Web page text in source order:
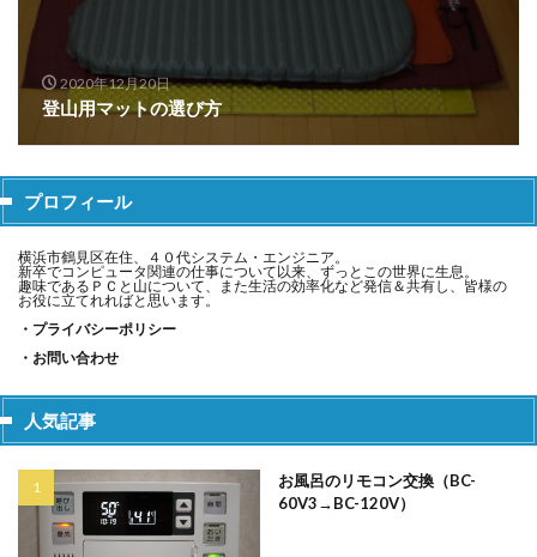
2020年12月20日
登山用マットの選び方
プロフィール
横浜市鶴見区在住、４０代システム・エンジニア。
新卒でコンピュータ関連の仕事について以来、ずっとこの世界に生息。
趣味であるＰＣと山について、また生活の効率化など発信＆共有し、皆様の
お役に立てれればと思います。
・プライバシーポリシー
・お問い合わせ
人気記事
お風呂のリモコン交換（BC-
60V3→BC-120V）